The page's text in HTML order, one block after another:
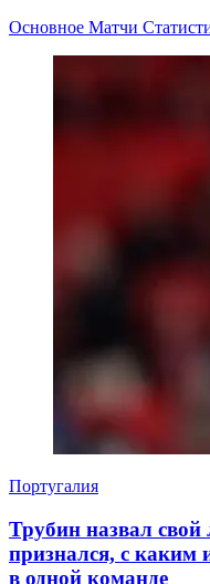
Основное Матчи
Португалия
Трубин назвал
признался, с каким
в одной команде